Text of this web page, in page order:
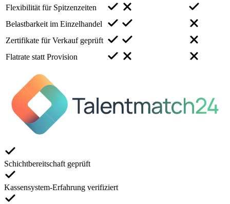
Flexibilität für Spitzenzeiten
Belastbarkeit im Einzelhandel
Zertifikate für Verkauf geprüft
Flatrate statt Provision
Schichtbereitschaft geprüft
Kassensystem-Erfahrung verifiziert